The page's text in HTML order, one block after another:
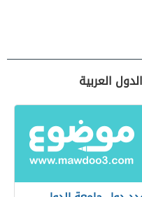
العربية